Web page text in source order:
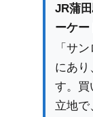
JR蒲
ーケー
「サ
にあり
す。買
立地で